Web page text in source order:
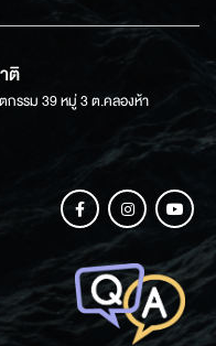
ติ
กรรม 39 หมู่ 3 ต.คลองห้า